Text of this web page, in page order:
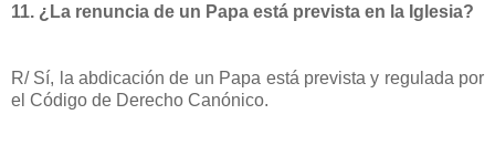
11. ¿La renuncia de un Papa está prevista en la Iglesia?
R/ Sí, la abdicación de un Papa está prevista y regulada por
el Código de Derecho Canónico.